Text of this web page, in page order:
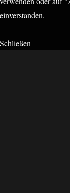
einverstanden.
Schließen